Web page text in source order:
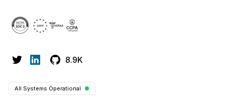
8.9K
All Systems Operational